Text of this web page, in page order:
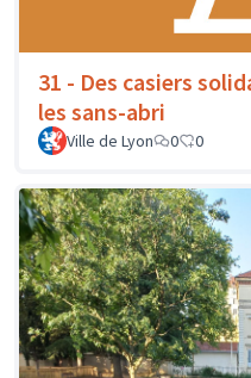
31 - Des casiers
les sans-abri
Ville de Lyon
0 0